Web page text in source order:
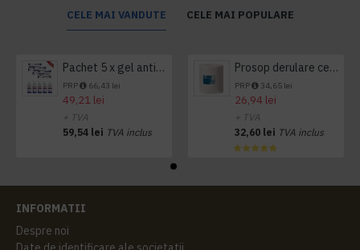
CELE MAI VANDUTE CELE MAI POPULARE
Pachet 5 x gel antibacterian 50ml si 3 x Servetele antibacteriene 48 buc Hygienium
PRP 66,43 lei
49,21 lei
+ TVA
59,54 lei TVA inclus
Prosop derulare centrala 1 pliu, 300 m Tork
PRP 34,65 lei
26,94 lei
+ TVA
32,60 lei TVA inclus
INFORMATII
Despre noi